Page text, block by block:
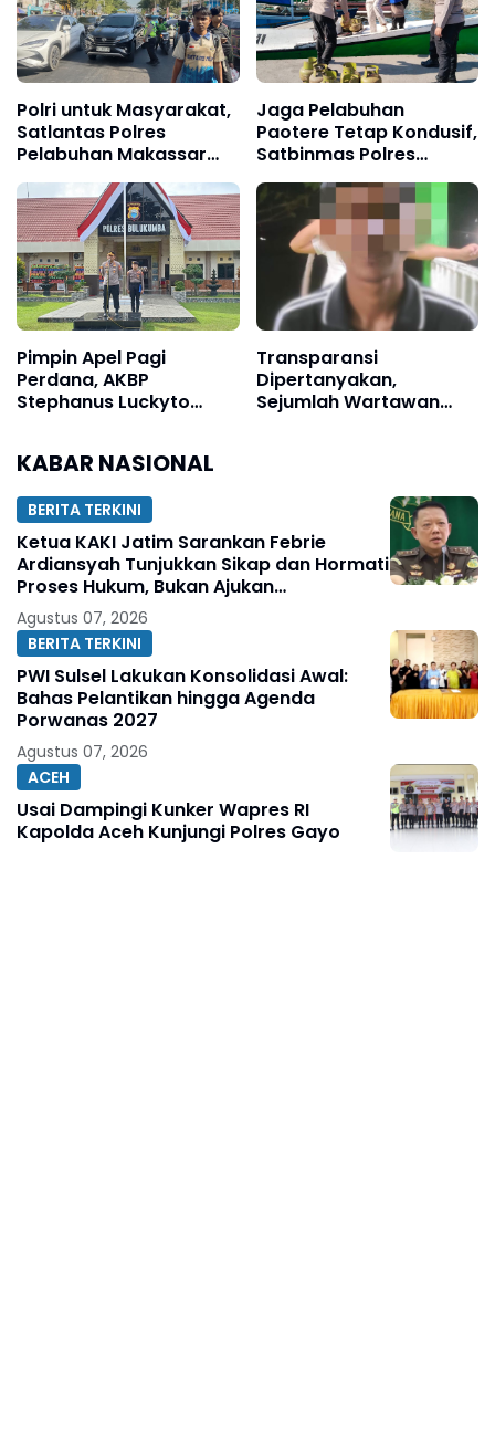
Polri untuk Masyarakat,
Satlantas Polres
Pelabuhan Makassar
Kawal Arus Penumpang
Kapal Sandar
Jaga Pelabuhan
Paotere Tetap Kondusif,
Satbinmas Polres
Pelabuhan Makassar
Intensifkan Patroli
Kamtibmas
Pimpin Apel Pagi
Perdana, AKBP
Stephanus Luckyto
Kecintaan terhadap
Organisasi
Transparansi
Dipertanyakan,
Sejumlah Wartawan
KABAR NASIONAL
BERITA TERKINI
Ketua KAKI Jatim Sarankan Febrie
Ardiansyah Tunjukkan Sikap dan Hormati
Proses Hukum, Bukan Ajukan
Praperadilan
Agustus 07, 2026
BERITA TERKINI
PWI Sulsel Lakukan Konsolidasi Awal:
Bahas Pelantikan hingga Agenda
Porwanas 2027
Agustus 07, 2026
ACEH
Usai Dampingi Kunker Wapres RI
Kapolda Aceh Kunjungi Polres Gayo